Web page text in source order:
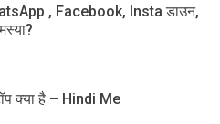
, Facebook, Insta डाउन,
क्या है – Hindi Me